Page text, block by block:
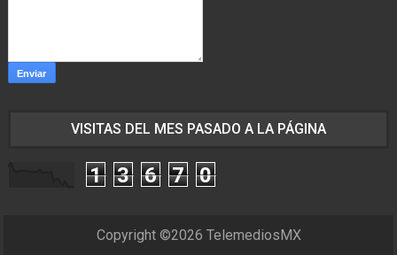
VISITAS DEL MES PASADO A LA PÁGINA
1 3 6 7 0
Copyright ©2026 TelemediosMX